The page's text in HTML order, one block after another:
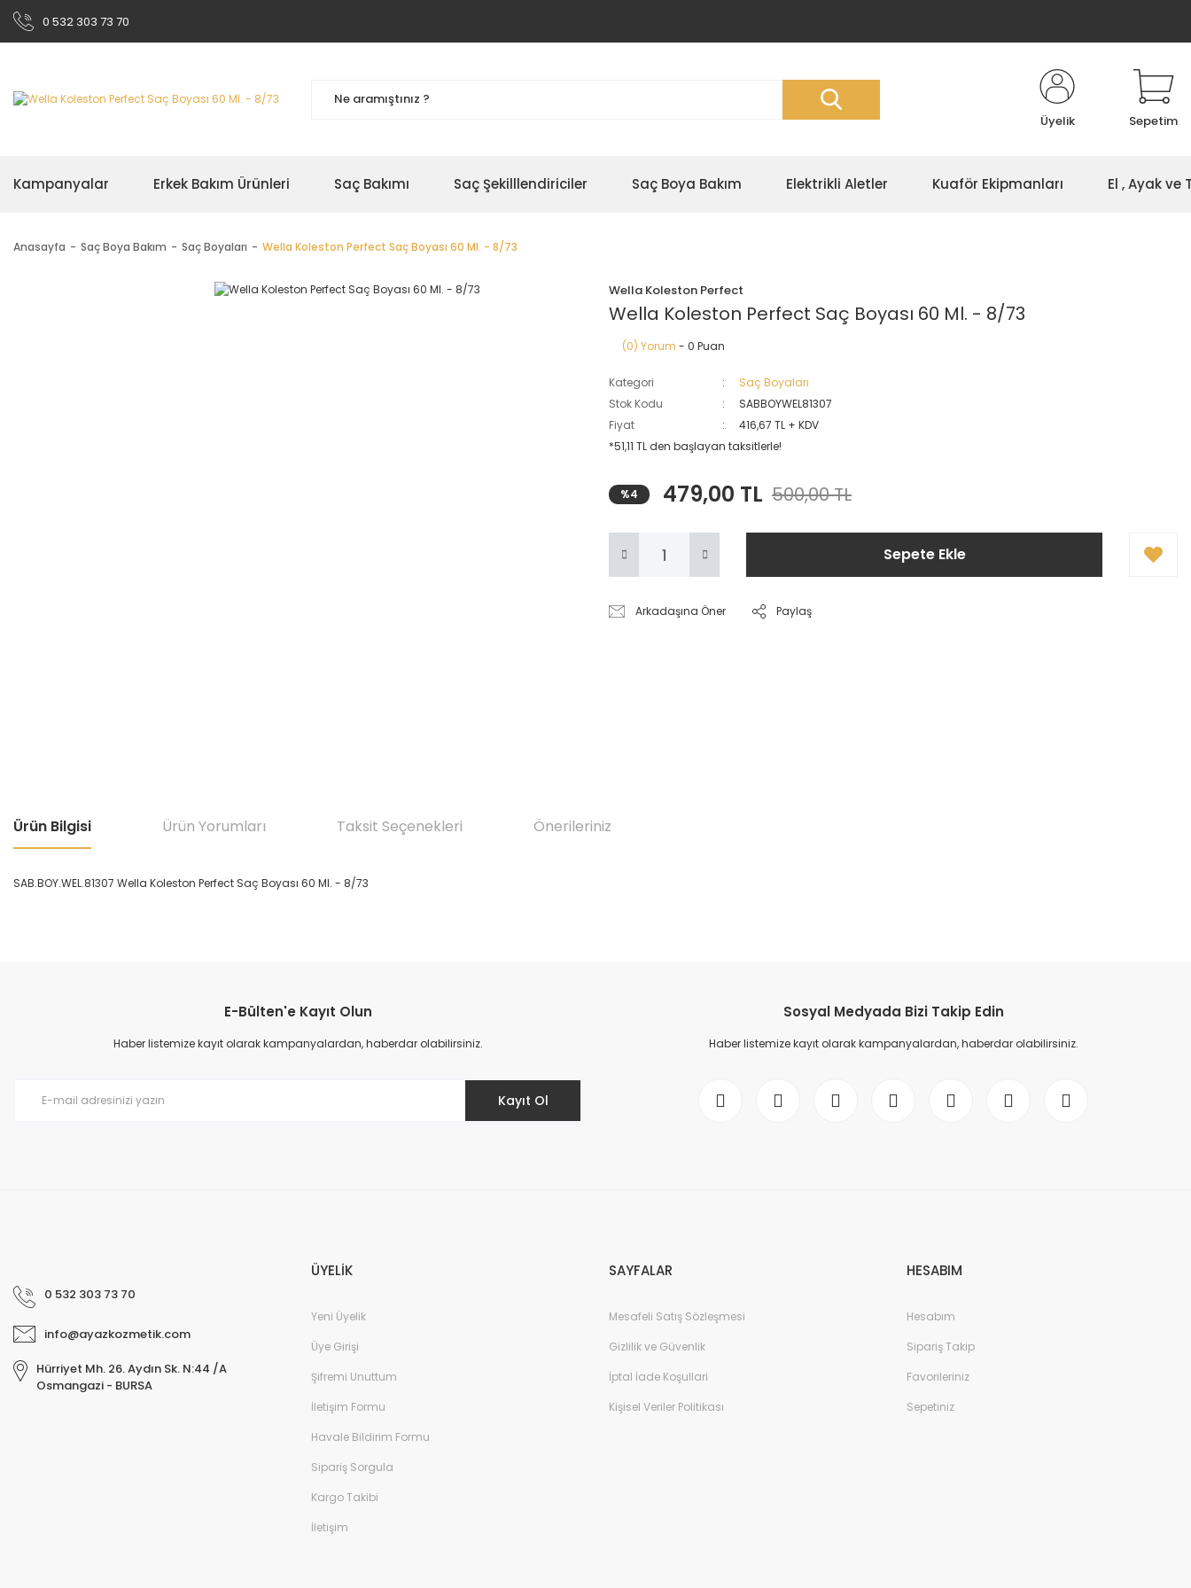
0 532 303 73 70
Üyelik Sepetim
Kampanyalar Erkek Bakım Ürünleri Saç Bakımı Saç Şekilllendiriciler Saç Boya Bakım Elektrikli Aletler Kuaför Ekipmanları El , Ayak ve
Anasayfa Saç Boya Bakım Saç Boyaları Wella Koleston Perfect Saç Boyası 60 Ml. - 8/73
Wella Koleston Perfect
Wella Koleston Perfect Saç Boyası 60 Ml. - 8/73
(0) Yorum - 0 Puan
Kategori
Saç Boyaları
Stok Kodu
SABBOYWEL81307
Fiyat
416,67 TL + KDV
*51,11 TL den başlayan taksitlerle!
%4 479,00 TL 500,00 TL
Sepete Ekle
Arkadaşına Öner Paylaş
Ürün Bilgisi Ürün Yorumları Taksit Seçenekleri Önerileriniz
SAB.BOY.WEL.81307 Wella Koleston Perfect Saç Boyası 60 Ml. - 8/73
Ürün resmi kalitesiz, bozuk veya görüntülenemiyor.
Ürün açıklamasında eksik bilgiler bulunuyor.
E-Bülten'e Kayıt Olun
Haber listemize kayıt olarak kampanyalardan, haberdar olabilirsiniz.
Kayıt Ol
Sosyal Medyada Bizi Takip Edin
Haber listemize kayıt olarak kampanyalardan, haberdar olabilirsiniz.
0 532 303 73 70
info@ayazkozmetik.com
Hürriyet Mh. 26. Aydın Sk. N:44 /A
Osmangazi - BURSA
ÜYELİK
Yeni Üyelik
Üye Girişi
Şifremi Unuttum
İletişim Formu
Havale Bildirim Formu
Sipariş Sorgula
Kargo Takibi
İletişim
SAYFALAR
Mesafeli Satış Sözleşmesi
Gizlilik ve Güvenlik
İptal İade Koşullari
Kişisel Veriler Politikası
HESABIM
Hesabım
Sipariş Takip
Favorileriniz
Sepetiniz